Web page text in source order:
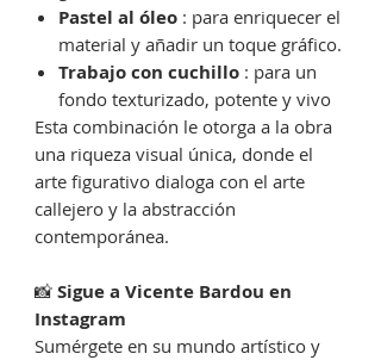
Pastel al óleo : para enriquecer el
material y añadir un toque gráfico.
Trabajo con cuchillo : para un
fondo texturizado, potente y vivo
Esta combinación le otorga a la obra
una riqueza visual única, donde el
arte figurativo dialoga con el arte
callejero y la abstracción
contemporánea.
📸 Sigue a Vicente Bardou en
Instagram
Sumérgete en su mundo artístico y